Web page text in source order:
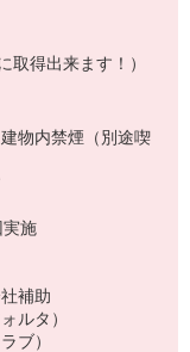
取得出来ます！）
物内禁煙（別途喫
施
補助
ルタ）
ブ）